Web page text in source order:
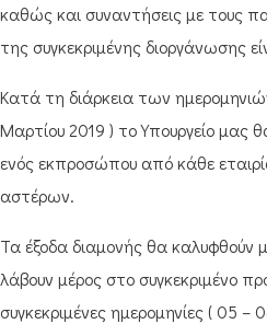
καθώς και συναντήσεις με τους
της συγκεκριμένης διοργάνωσης
Κατά τη διάρκεια των
Μαρτίου 2019 ) το Υπουργείο μας
ενός εκπροσώπου από κάθε
αστέρων.
Τα έξοδα διαμονής θα καλυφθούν
λάβουν μέρος στο συγκεκριμένο
συγκεκριμένες ημερομηνίες ( 05 –